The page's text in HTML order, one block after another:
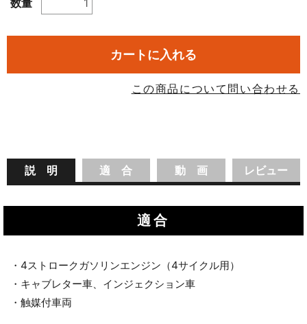
数量
カートに入れる
この商品について問い合わせる
説 明 適 合 動 画 レビュー
適合
・4ストロークガソリンエンジン（4サイクル用）
・キャブレター車、インジェクション車
・触媒付車両